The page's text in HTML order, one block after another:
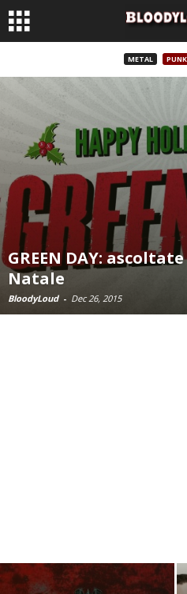
METAL PUNK
GREEN DAY:
Natale
BloodyLoud - Dec 26, 2015